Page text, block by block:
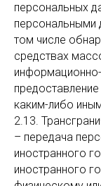
персональных
персональными
том числе
средствах
каким-либо
2.13.
– передача
иностранного
иностранного